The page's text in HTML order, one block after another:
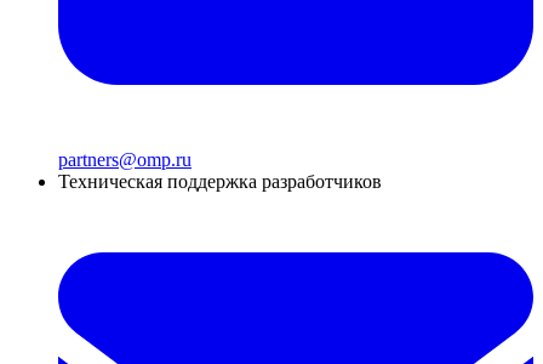
partners@omp.ru
Техническая поддержка разработчиков